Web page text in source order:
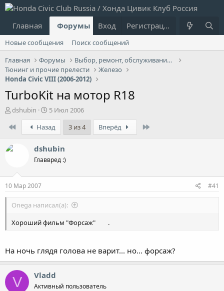
Главная Форумы Что нового?
Вход Регистрация
Новые сообщения
Поиск сообщений
Главная
Форумы
Выбор, ремонт, обслуживание и эксплуатация
Тюнинг и прочие прелести
Железо
Honda Civic VIII (2006-2012)
TurboKit на мотор R18
А
т
р
т
ы
dshubin
Д
а
т
а
н
а
ч
5 Июл 2006
Назад 3 из 4 Вперёд
dshubin
Главвред :)
10 Мар 2007 #41
Onega написал(а):
Хороший фильм "Форсаж"
.
На ночь глядя голова не варит... но... форсаж?
V Vladd
Активный пользователь